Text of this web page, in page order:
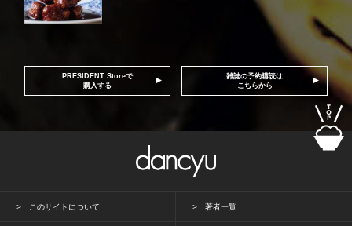
PRESIDENT Storeで
購入する
雑誌の予約購読は
こちらから
このサイトについて 著者一覧